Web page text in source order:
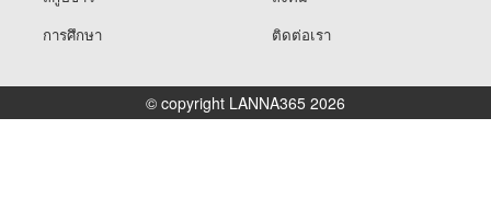
การศึกษา
ติดต่อเรา
© copyright LANNA365 2026